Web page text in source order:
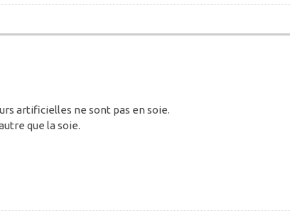
artificielles ne sont pas en soie.
que la soie.